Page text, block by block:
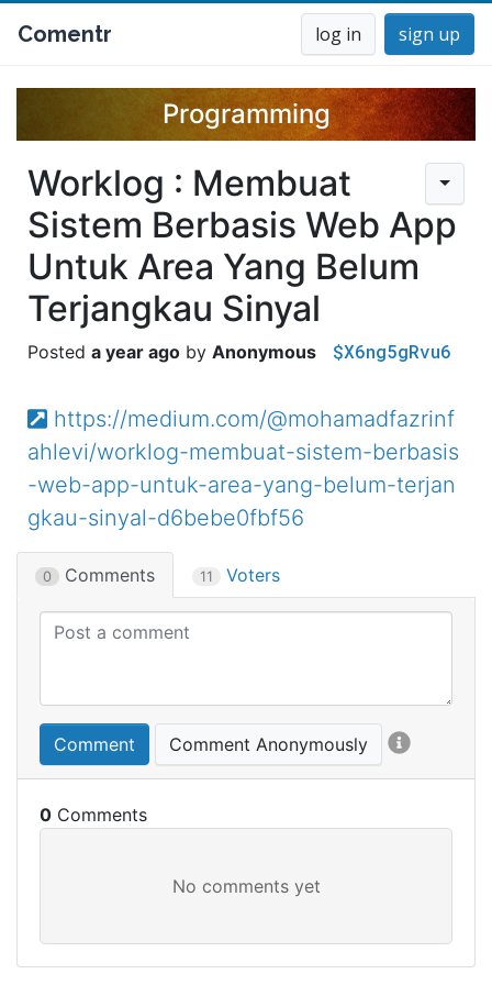
Comentr log in sign up
Programming
Worklog : Membuat
Sistem Berbasis Web App
Untuk Area Yang Belum
Terjangkau Sinyal
a year ago Anonymous $X6ng5gRvu6
https://medium.com/@mohamadfazrinf
ahlevi/worklog-membuat-sistem-berbasis
-web-app-untuk-area-yang-belum-terjan
gkau-sinyal-d6bebe0fbf56
0 Comments 11 Voters
Comment Comment Anonymously
0